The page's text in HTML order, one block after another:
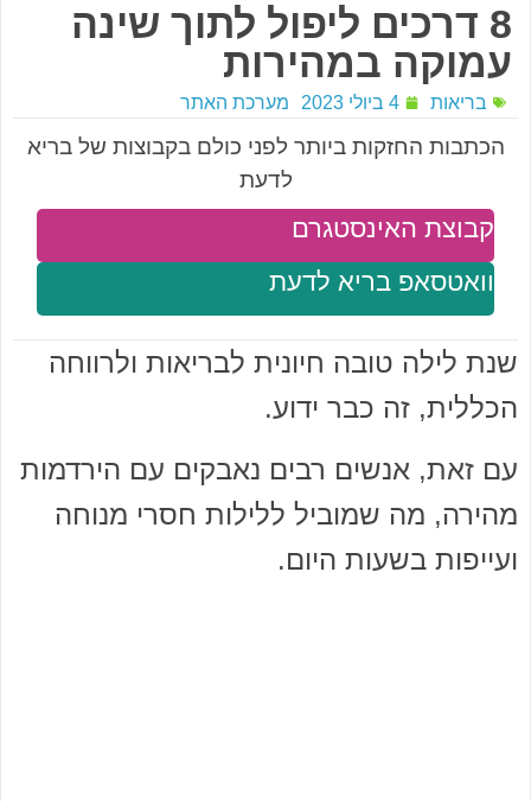
8 דרכים ליפול לתוך שינה
עמוקה במהירות
בריאות 4 ביולי 2023 מערכת האתר
הכתבות החזקות ביותר לפני כולם בקבוצות של בריא
לדעת
וואטסאפ בריא לדעת
קבוצת האינסטגרם
שנת לילה טובה חיונית לבריאות ולרווחה
הכללית, זה כבר ידוע.
עם זאת, אנשים רבים נאבקים עם הירדמות
מהירה, מה שמוביל ללילות חסרי מנוחה
ועייפות בשעות היום.